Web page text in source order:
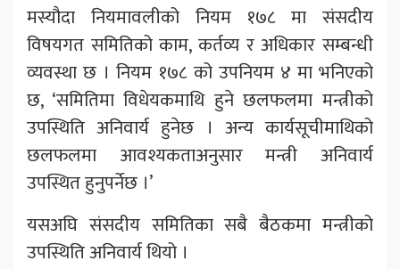
मस्यौदा नियमावलीको नियम १७८ मा संसदीय
विषयगत समितिको काम, कर्तव्य र अधिकार सम्बन्धी
व्यवस्था छ । नियम १७८ को उपनियम ४ मा भनिएको
छ, ‘समितिमा विधेयकमाथि हुने छलफलमा मन्त्रीको
उपस्थिति अनिवार्य हुनेछ । अन्य कार्यसूचीमाथिको
छलफलमा आवश्यकताअनुसार मन्त्री अनिवार्य
उपस्थित हुनुपर्नेछ ।’
यसअघि संसदीय समितिका सबै बैठकमा मन्त्रीको
उपस्थिति अनिवार्य थियो ।